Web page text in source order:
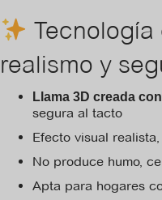
Tecnología
realismo y
Llama 3D creada
segura al tacto
Efecto visual
No produce humo,
Apta para hogares